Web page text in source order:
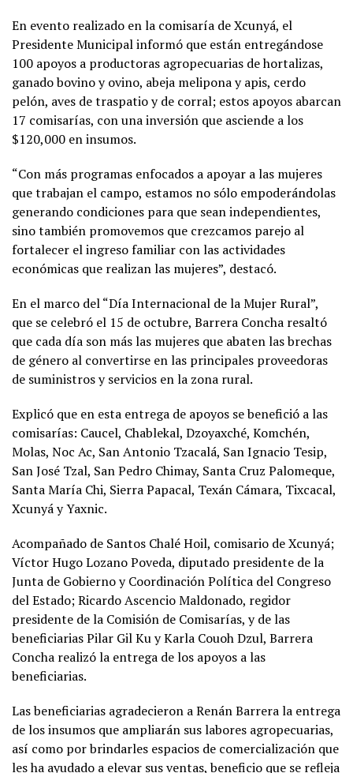
En evento realizado en la comisaría de Xcunyá, el
Presidente Municipal informó que están entregándose
100 apoyos a productoras agropecuarias de hortalizas,
ganado bovino y ovino, abeja melipona y apis, cerdo
pelón, aves de traspatio y de corral; estos apoyos abarcan
17 comisarías, con una inversión que asciende a los
$120,000 en insumos.
“Con más programas enfocados a apoyar a las mujeres
que trabajan el campo, estamos no sólo empoderándolas
generando condiciones para que sean independientes,
sino también promovemos que crezcamos parejo al
fortalecer el ingreso familiar con las actividades
económicas que realizan las mujeres”, destacó.
En el marco del “Día Internacional de la Mujer Rural”,
que se celebró el 15 de octubre, Barrera Concha resaltó
que cada día son más las mujeres que abaten las brechas
de género al convertirse en las principales proveedoras
de suministros y servicios en la zona rural.
Explicó que en esta entrega de apoyos se benefició a las
comisarías: Caucel, Chablekal, Dzoyaxché, Komchén,
Molas, Noc Ac, San Antonio Tzacalá, San Ignacio Tesip,
San José Tzal, San Pedro Chimay, Santa Cruz Palomeque,
Santa María Chi, Sierra Papacal, Texán Cámara, Tixcacal,
Xcunyá y Yaxnic.
Acompañado de Santos Chalé Hoil, comisario de Xcunyá;
Víctor Hugo Lozano Poveda, diputado presidente de la
Junta de Gobierno y Coordinación Política del Congreso
del Estado; Ricardo Ascencio Maldonado, regidor
presidente de la Comisión de Comisarías, y de las
beneficiarias Pilar Gil Ku y Karla Couoh Dzul, Barrera
Concha realizó la entrega de los apoyos a las
beneficiarias.
Las beneficiarias agradecieron a Renán Barrera la entrega
de los insumos que ampliarán sus labores agropecuarias,
así como por brindarles espacios de comercialización que
les ha ayudado a elevar sus ventas, beneficio que se refleja